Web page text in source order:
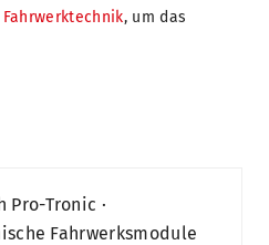
Fahrwerktechnik, um das